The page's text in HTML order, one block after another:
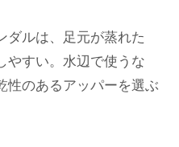
ダルは、足元が蒸れた
やすい。水辺で使うな
性のあるアッパーを選ぶ